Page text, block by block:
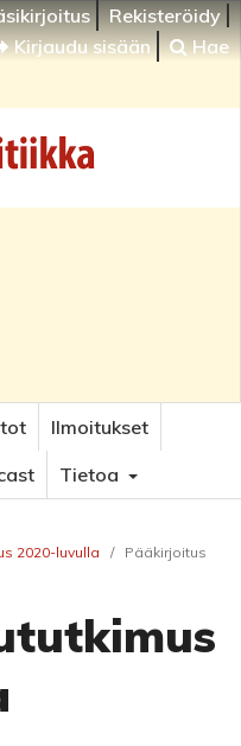
Rekisteröidy
Kirjaudu sisään
Hae
Ilmoitukset
Tietoa
2020-luvulla
/ Pääkirjoitus